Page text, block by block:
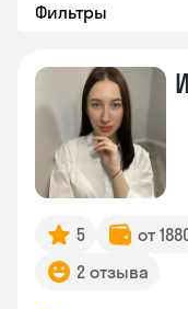
Фильтры
5 от
2 отзыва
online